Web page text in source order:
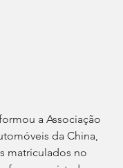
a Associação
da China,
matriculados no